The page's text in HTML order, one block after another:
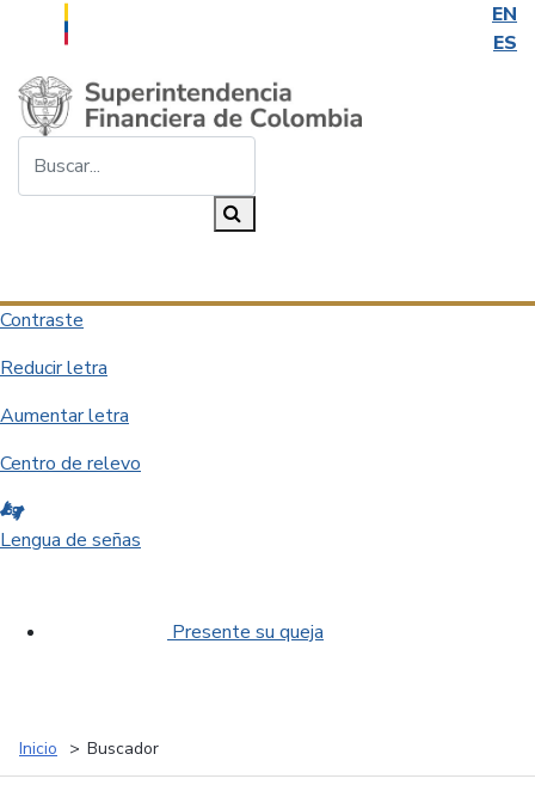
EN
ES
Saltar al contenido principal
Contraste
Reducir letra
Aumentar letra
Centro de relevo
Lengua de señas
Presente su queja
Inicio Buscador